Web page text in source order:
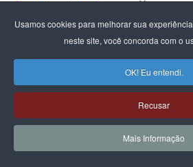
Usamos cookies para melhorar sua
neste site, você concorda com o
OK! Eu entendi.
Recusar
Mais Informação
Acessos: 5867
FEMINISMO CAPITALISMO
ARTIGO ANTERIOR: CFEMEA
CFEMEA
PRÓXIMO
BRASIL